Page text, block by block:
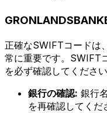
正確なSWIFTコードは
常に重要です。SWIFT
を必ず確認してくださ
銀行の確認: 銀行
を再確認してくだ